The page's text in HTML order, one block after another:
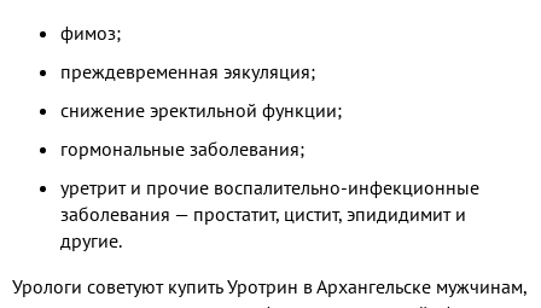
фимоз;
преждевременная эякуляция;
снижение эректильной функции;
гормональные заболевания;
уретрит и прочие воспалительно-инфекционные
заболевания — простатит, цистит, эпидидимит и
другие.
Урологи советуют купить Уротрин в Архангельске мужчинам,